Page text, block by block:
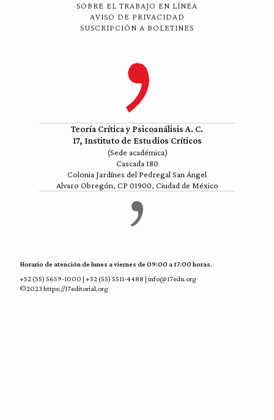
SOBRE EL TRABAJO EN LÍNEA
AVISO DE PRIVACIDAD
SUSCRIPCIÓN A BOLETINES
Teoría Crítica y Psicoanálisis A. C.
17, Instituto de Estudios Críticos
(Sede académica)
Cascada 180
Colonia Jardínes del Pedregal San Ángel
Alvaro Obregón, CP 01900, Ciudad de México
Horario de atención de lunes a viernes de 09:00 a 17:00 horas.
+52 (55) 5659-1000 | +52 (55) 5511-4488 | info@17edu.org
©2023 https://17editorial.org